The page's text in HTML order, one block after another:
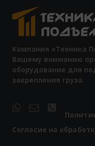
Компания «Техника
Вашему вниманию
оборудование для
закрепления груза.
Согласие на